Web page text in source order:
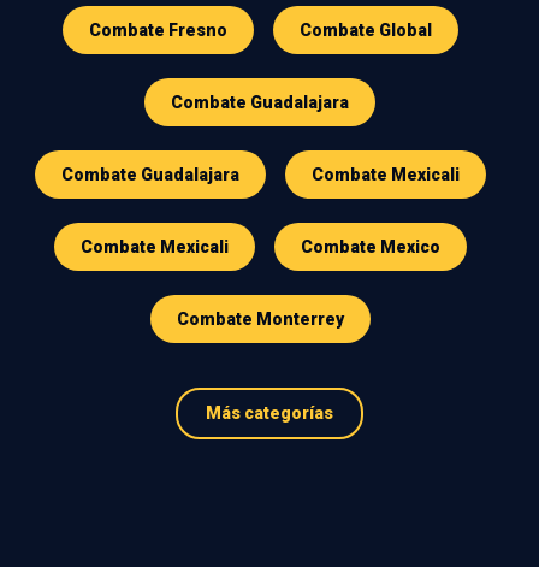
Combate Fresno Combate Global
Combate Guadalajara
Combate Guadalajara Combate Mexicali
Combate Mexicali Combate Mexico
Combate Monterrey
Más categorías